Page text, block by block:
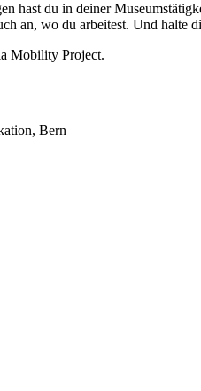
hast du in deiner
an, wo du arbeitest. Und
Mobility Project.
Bern